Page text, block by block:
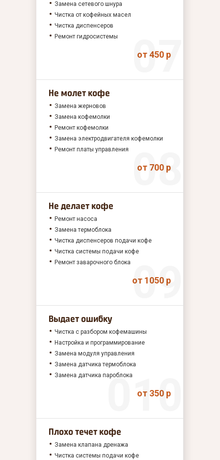
Замена сетевого шнура
Чистка от кофейных масел
Чистка диспенсеров
Ремонт гидросистемы
от 450 р
Не молет кофе
Замена жерновов
Замена кофемолки
Ремонт кофемолки
Замена электродвигателя кофемолки
Ремонт платы управления
от 700 р
Не делает кофе
Ремонт насоса
Замена термоблока
Чистка диспенсеров подачи кофе
Чистка системы подачи кофе
Ремонт заварочного блока
от 1050 р
Выдает ошибку
Чистка с разбором кофемашины
Настройка и программирование
Замена модуля управления
Замена датчика термоблока
Замена датчика пароблока
от 350 р
Плохо течет кофе
Замена клапана дренажа
Чистка системы подачи кофе